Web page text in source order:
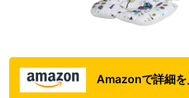
Amazonで詳細を